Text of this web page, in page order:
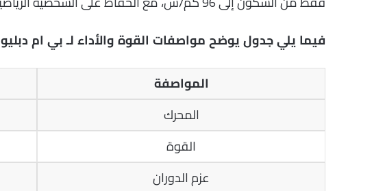
فيما يلي جدول يوضح مواصفات القوة والأداء لـ بي ام دبليو M2 2027:
المواصفة
المحرك
القوة
عزم الدوران